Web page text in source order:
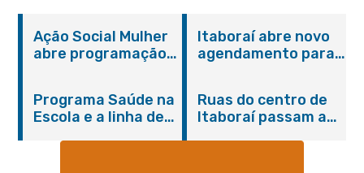
Ação Social Mulher
abre programação
serviços gratuitos e
orientações
Itaboraí abre novo
agendamento para
Programa Saúde na
Escola e a linha de
Ruas do centro de
Itaboraí passam a